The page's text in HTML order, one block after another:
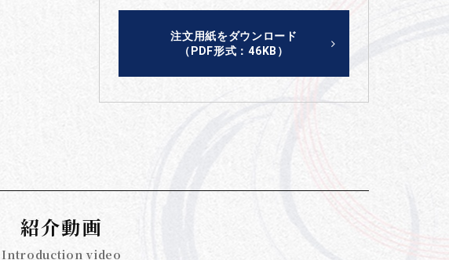
注文用紙をダウンロード
（PDF形式：46KB）
紹介動画
Introduction video